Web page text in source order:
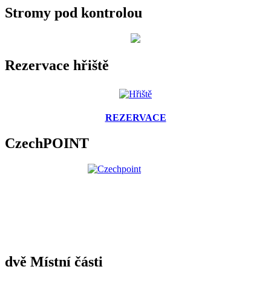
Stromy pod kontrolou
Rezervace hřiště
REZERVACE
CzechPOINT
dvě Místní části